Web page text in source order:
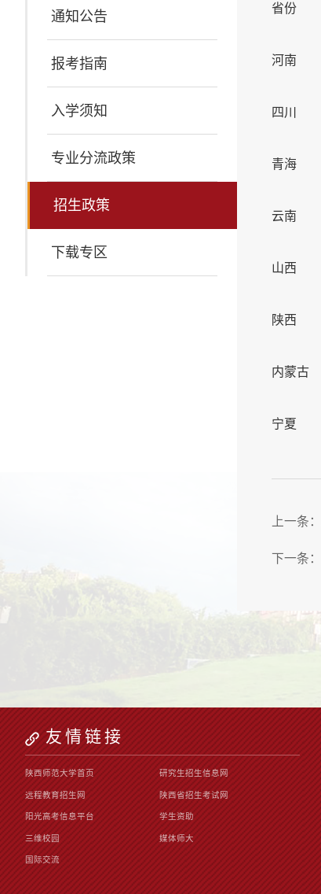
通知公告
报考指南
入学须知
专业分流政策
招生政策
下载专区
省份
河南
四川
青海
云南
山西
陕西
内蒙古
宁夏
上一条：
下一条：
友情链接
陕西师范大学首页 研究生招生信息网
远程教育招生网 陕西省招生考试网
阳光高考信息平台 学生资助
三维校园 媒体师大
国际交流